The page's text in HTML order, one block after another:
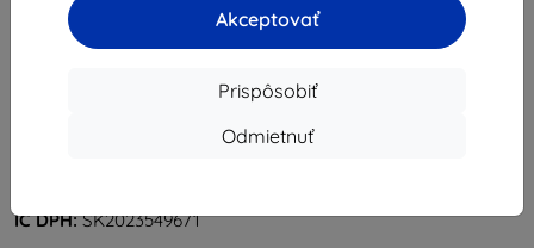
Akceptovať
Prispôsobiť
Odmietnuť
Ulica Rudolfa Mocka 3750/2A
IČ DPH:SK2023549671